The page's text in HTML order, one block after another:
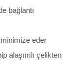
bağlantı
eder
alaşımlı çelikten